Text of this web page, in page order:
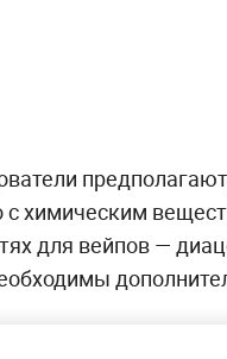
с химическим
для вейпов —